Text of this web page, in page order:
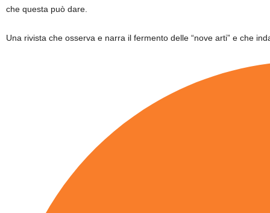
che questa può dare.
Una rivista che osserva e narra il fermento delle “nove arti” e che